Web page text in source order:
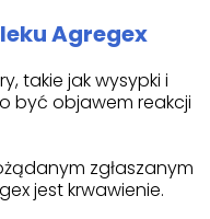
Agregex
takie jak wysypki i
być objawem reakcji
zgłaszanym
jest krwawienie.